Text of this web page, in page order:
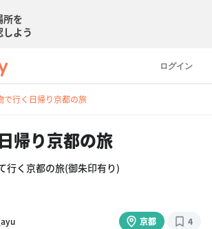
ログイン
所を
よう
で行く日帰り京都の旅
帰り京都の旅
行く京都の旅(御朱印有り)
京都 4